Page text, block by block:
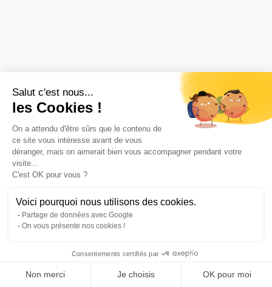
Salut c'est nous...
les Cookies !
On a attendu d'être sûrs que le contenu de
ce site vous intéresse avant de vous
déranger, mais on aimerait bien vous accompagner pendant votre
visite...
C'est OK pour vous ?
Voici pourquoi nous utilisons des cookies.
Partage de données avec Google
On vous présente nos cookies !
Consentements certifiés par
Non merci Je choisis OK pour moi